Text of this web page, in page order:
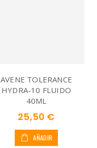
AVENE TOLERANCE
HYDRA-10 FLUIDO
40ML
25,50 €
AÑADIR